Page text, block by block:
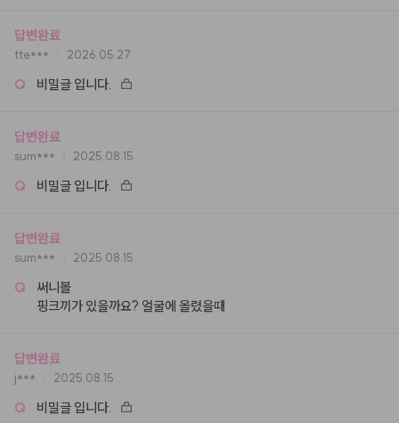
답변완료
tte*** 2026.05.27
Q 비밀글 입니다.
답변완료
sum*** 2025.08.15
Q 비밀글 입니다.
답변완료
sum*** 2025.08.15
Q
써니볼
핑크끼가 있을까요? 얼굴에 올렸을때
답변완료
j*** 2025.08.15
Q 비밀글 입니다.